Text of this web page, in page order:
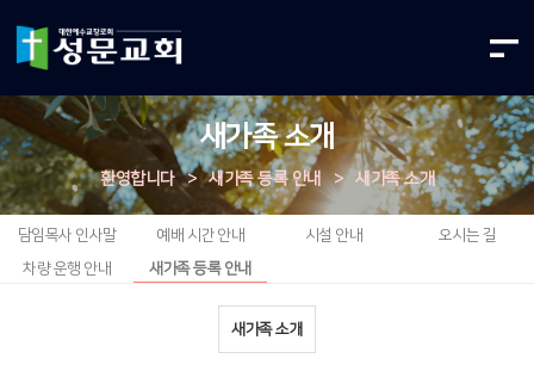
새가족 소개
환영합니다 > 새가족 등록 안내 > 새가족 소개
담임목사 인사말 예배 시간 안내 시설 안내
오시는 길
차량 운행 안내
새가족 등록 안내
새가족 소개